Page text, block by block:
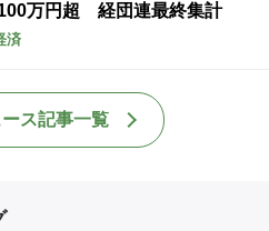
万円超 経団連最終集計
済
ス記事一覧